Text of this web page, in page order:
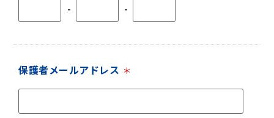
- -
保護者メールアドレス ＊